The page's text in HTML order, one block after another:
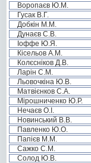
Воропаєв Ю.М.
Гусак В.Г.
Добкін М.М.
Дунаєв С.В.
Іоффе Ю.Я.
Кісельов А.М.
Колєсніков Д.В.
Ларін С.М.
Льовочкіна Ю.В.
Матвієнков С.А.
Мірошниченко Ю.Р.
Нечаєв О.І.
Новинський В.В.
Павленко Ю.О.
Папієв М.М.
Сажко С.М.
Солод Ю.В.